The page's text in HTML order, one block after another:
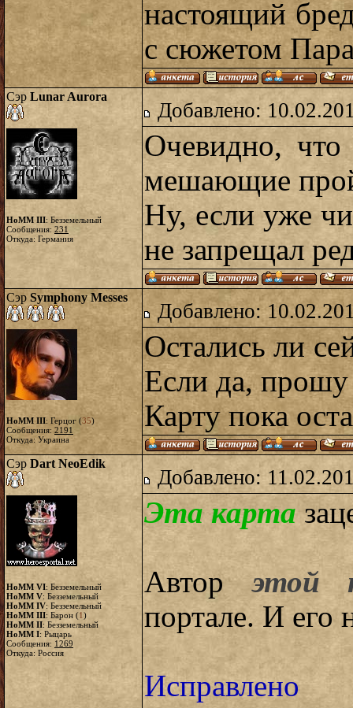
настоящий
с сюжетом
Сэр Lunar Aurora
HoMM III: Безземельный
Сообщения: 231
Откуда: Германия
Добавлено:
Очевидно,
мешающие
Ну, если уже
не запрещал
Сэр Symphony Messes
HoMM III: Герцог (35)
Сообщения: 2191
Откуда: Украина
Добавлено:
Остались ли
Если да, прошу
Карту пока
Сэр Dart NeoEdik
HoMM VI: Безземельный
HoMM V: Безземельный
HoMM IV: Безземельный
HoMM III: Барон (1)
HoMM II: Безземельный
HoMM I: Рыцарь
Сообщения: 1269
Откуда: Россия
Добавлено:
Эта карта
Авторэтой
портале. И его
Исправлено